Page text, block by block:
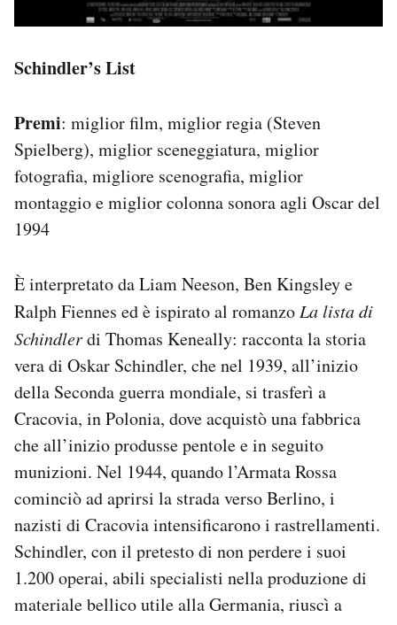
Schindler’s List
Premi: miglior film, miglior regia (Steven
Spielberg), miglior sceneggiatura, miglior
fotografia, migliore scenografia, miglior
montaggio e miglior colonna sonora agli Oscar del
1994
È interpretato da Liam Neeson, Ben Kingsley e
Ralph Fiennes ed è ispirato al romanzo La lista di
Schindlerdi Thomas Keneally: racconta la storia
vera di Oskar Schindler, che nel 1939, all’inizio
della Seconda guerra mondiale, si trasferì a
Cracovia, in Polonia, dove acquistò una fabbrica
che all’inizio produsse pentole e in seguito
munizioni. Nel 1944, quando l’Armata Rossa
cominciò ad aprirsi la strada verso Berlino, i
nazisti di Cracovia intensificarono i rastrellamenti.
Schindler, con il pretesto di non perdere i suoi
1.200 operai, abili specialisti nella produzione di
materiale bellico utile alla Germania, riuscì a